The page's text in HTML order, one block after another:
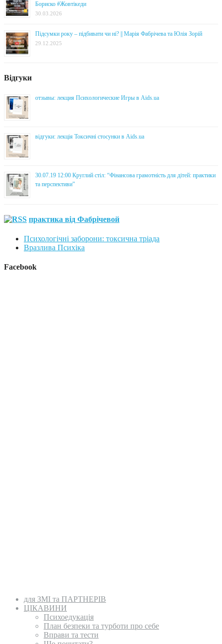
Бориско #Жовтікеди
30.03.2026
Підсумки року – підбивати чи ні? || Марія Фабрічева та Юлія Зорій
29.12.2025
Відгуки
отзывы: лекция Психологические Игры в Aids.ua
відгуки: лекція Токсичні стосунки в Aids.ua
30.07.19 12:00 Круглий стіл: “Фінансова грамотність для дітей: практики
та перспективи”
практика від Фабрічевой
Психологічні заборони: токсична тріада
Вразлива Психіка
Facebook
для ЗМІ та ПАРТНЕРІВ
ЦІКАВИНИ
Психоедукація
План безпеки та турботи про себе
Вправи та тести